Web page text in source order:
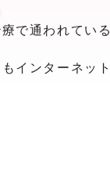
で通われてい
インターネッ